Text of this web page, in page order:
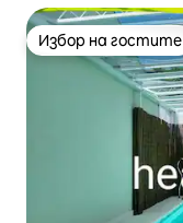
Избор на гостите
Избор на гостите